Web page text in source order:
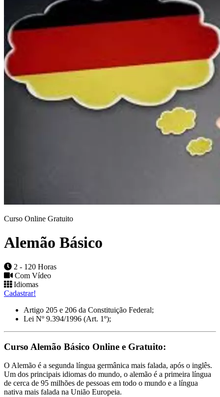
Curso Online Gratuito
Alemão Básico
2 - 120 Horas
Com Vídeo
Idiomas
Cadastrar!
Artigo 205 e 206 da Constituição Federal;
Lei Nº 9.394/1996 (Art. 1º);
Curso Alemão Básico Online e Gratuito:
O Alemão é a segunda língua germânica mais falada, após o inglês.
Um dos principais idiomas do mundo, o alemão é a primeira língua
de cerca de 95 milhões de pessoas em todo o mundo e a língua
nativa mais falada na União Europeia.